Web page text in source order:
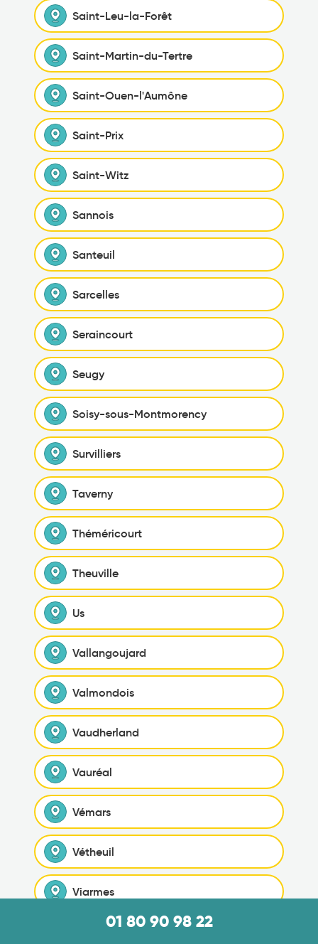
Saint-Leu-la-Forêt
Saint-Martin-du-Tertre
Saint-Ouen-l'Aumône
Saint-Prix
Saint-Witz
Sannois
Santeuil
Sarcelles
Seraincourt
Seugy
Soisy-sous-Montmorency
Survilliers
Taverny
Théméricourt
Theuville
Us
Vallangoujard
Valmondois
Vaudherland
Vauréal
Vémars
Vétheuil
Viarmes
Vienne-en-Arthies
01 80 90 98 22